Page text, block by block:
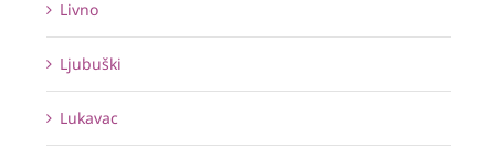
Livno
Ljubuški
Lukavac